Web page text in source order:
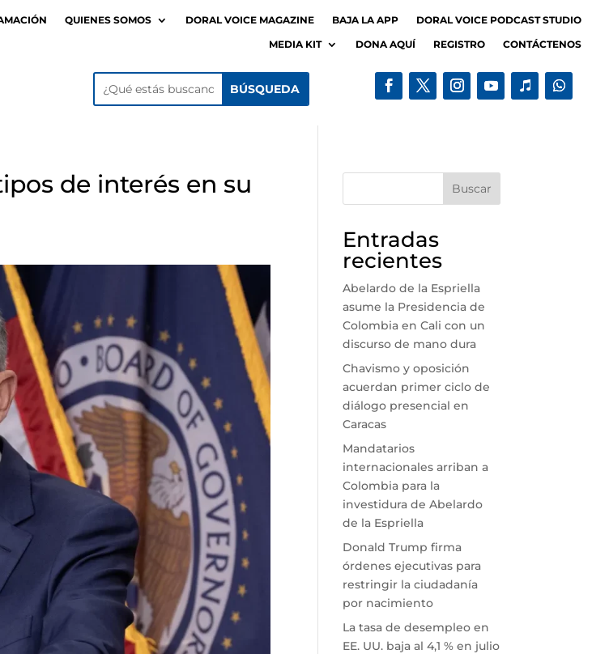
QUIENES SOMOS DORAL VOICE MAGAZINE BAJA LA APP
DORAL VOICE PODCAST STUDIO
MEDIA KIT
DONA AQUÍ REGISTRO CONTÁCTENOS
de interés en su
Buscar
Entradas
recientes
Abelardo de la Espriella
asume la Presidencia de
Colombia en Cali con un
discurso de mano dura
Chavismo y oposición
acuerdan primer ciclo de
diálogo presencial en
Caracas
Mandatarios
internacionales arriban a
Colombia para la
investidura de Abelardo
de la Espriella
Donald Trump firma
órdenes ejecutivas para
restringir la ciudadanía
por nacimiento
La tasa de desempleo en
EE. UU. baja al 4,1 % en julio